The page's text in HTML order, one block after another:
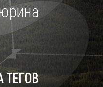
ТЕГОВ